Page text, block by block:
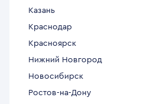
Казань
Краснодар
Красноярск
Нижний Новгород
Новосибирск
Ростов-на-Дону